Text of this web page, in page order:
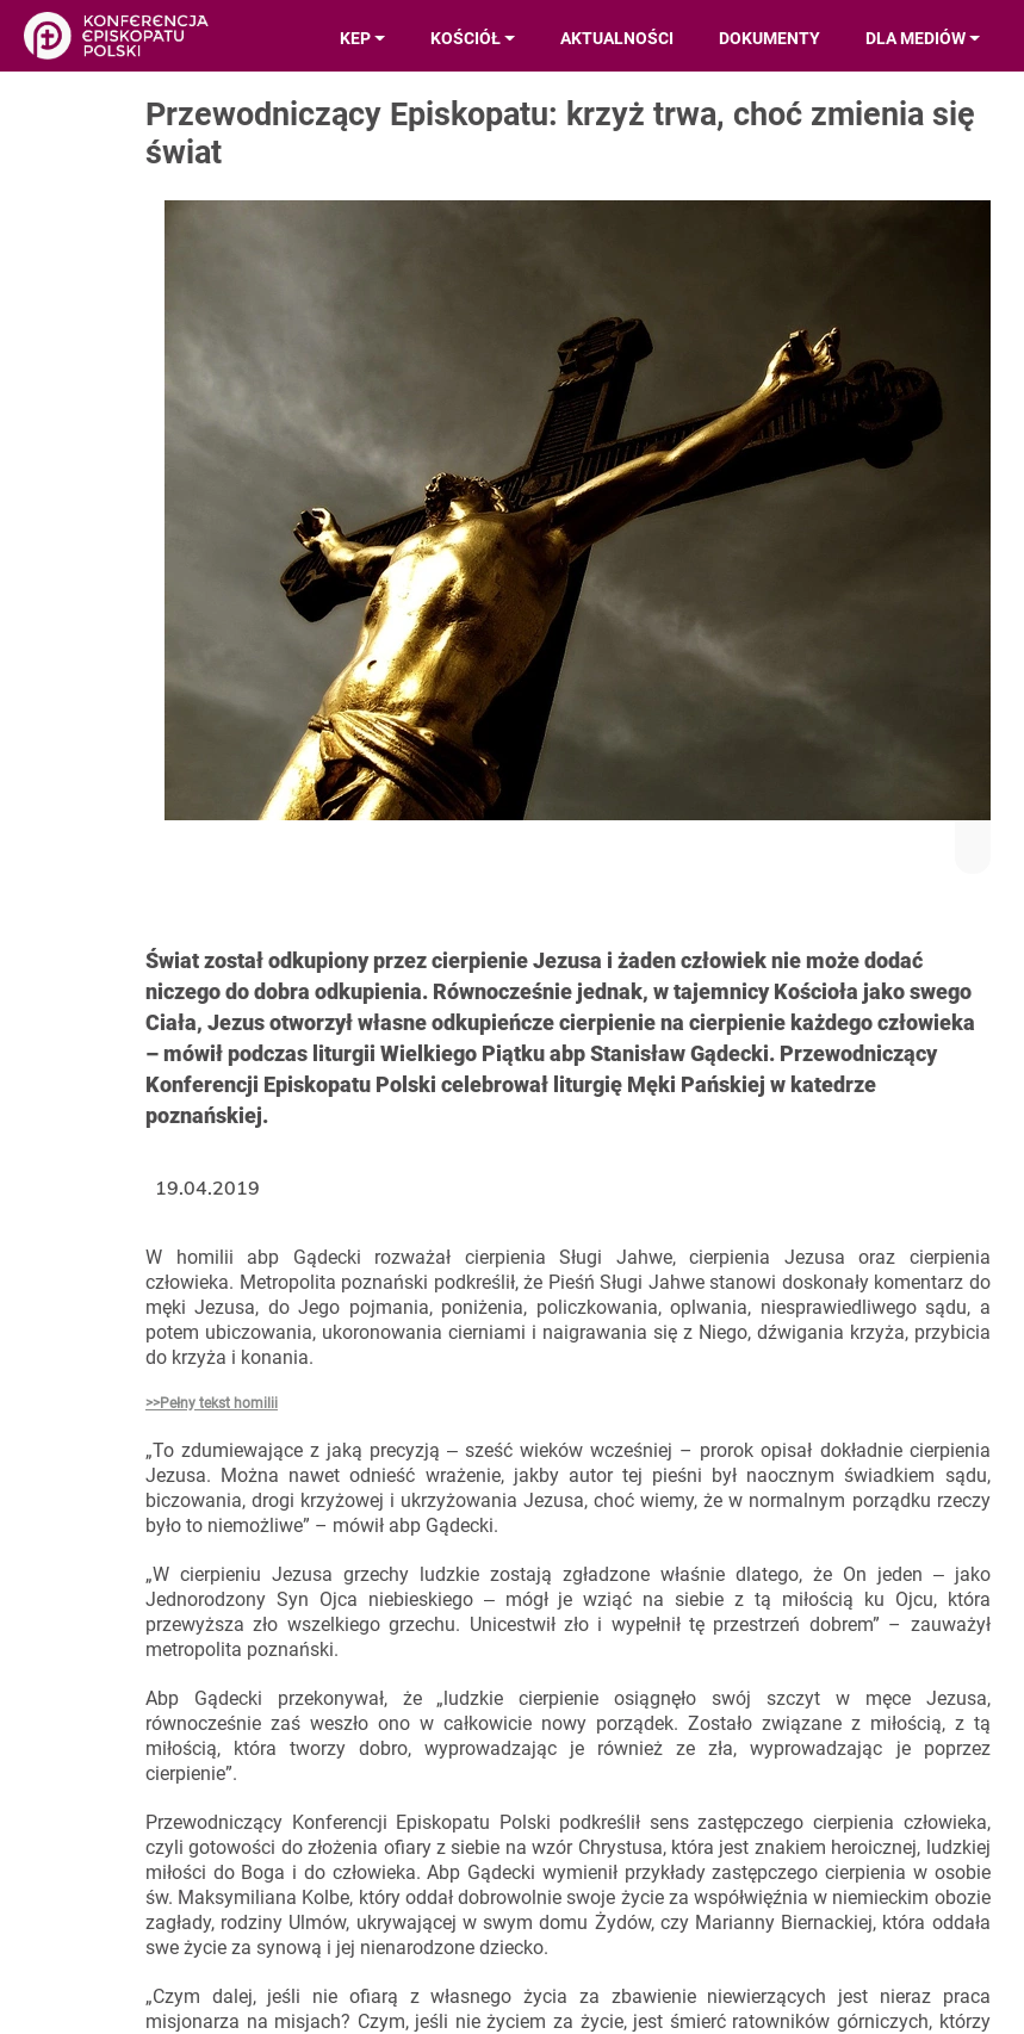
KEP KOŚCIÓŁ AKTUALNOŚCI DOKUMENTY DLA MEDIÓW
Przewodniczący Episkopatu: krzyż trwa, choć zmienia się
świat
Świat został odkupiony przez cierpienie Jezusa i żaden człowiek nie może dodać
niczego do dobra odkupienia. Równocześnie jednak, w tajemnicy Kościoła jako swego
Ciała, Jezus otworzył własne odkupieńcze cierpienie na cierpienie każdego człowieka
– mówił podczas liturgii Wielkiego Piątku abp Stanisław Gądecki. Przewodniczący
Konferencji Episkopatu Polski celebrował liturgię Męki Pańskiej w katedrze
poznańskiej.
W homilii abp Gądecki rozważał cierpienia Sługi Jahwe, cierpienia Jezusa oraz cierpienia
człowieka. Metropolita poznański podkreślił, że Pieśń Sługi Jahwe stanowi doskonały komentarz do
męki Jezusa, do Jego pojmania, poniżenia, policzkowania, oplwania, niesprawiedliwego sądu, a
potem ubiczowania, ukoronowania cierniami i naigrawania się z Niego, dźwigania krzyża, przybicia
do krzyża i konania.
>>Pełny tekst homilii
„To zdumiewające z jaką precyzją ‒ sześć wieków wcześniej – prorok opisał dokładnie cierpienia
Jezusa. Można nawet odnieść wrażenie, jakby autor tej pieśni był naocznym świadkiem sądu,
biczowania, drogi krzyżowej i ukrzyżowania Jezusa, choć wiemy, że w normalnym porządku rzeczy
było to niemożliwe” – mówił abp Gądecki.
„W cierpieniu Jezusa grzechy ludzkie zostają zgładzone właśnie dlatego, że On jeden ‒ jako
Jednorodzony Syn Ojca niebieskiego ‒ mógł je wziąć na siebie z tą miłością ku Ojcu, która
przewyższa zło wszelkiego grzechu. Unicestwił zło i wypełnił tę przestrzeń dobrem” – zauważył
metropolita poznański.
Abp Gądecki przekonywał, że „ludzkie cierpienie osiągnęło swój szczyt w męce Jezusa,
równocześnie zaś weszło ono w całkowicie nowy porządek. Zostało związane z miłością, z tą
miłością, która tworzy dobro, wyprowadzając je również ze zła, wyprowadzając je poprzez
cierpienie”.
Przewodniczący Konferencji Episkopatu Polski podkreślił sens zastępczego cierpienia człowieka,
czyli gotowości do złożenia ofiary z siebie na wzór Chrystusa, która jest znakiem heroicznej, ludzkiej
miłości do Boga i do człowieka. Abp Gądecki wymienił przykłady zastępczego cierpienia w osobie
św. Maksymiliana Kolbe, który oddał dobrowolnie swoje życie za współwięźnia w niemieckim obozie
zagłady, rodziny Ulmów, ukrywającej w swym domu Żydów, czy Marianny Biernackiej, która oddała
swe życie za synową i jej nienarodzone dziecko.
„Czym dalej, jeśli nie ofiarą z własnego życia za zbawienie niewierzących jest nieraz praca
misjonarza na misjach? Czym, jeśli nie życiem za życie, jest śmierć ratowników górniczych, którzy
19.04.2019